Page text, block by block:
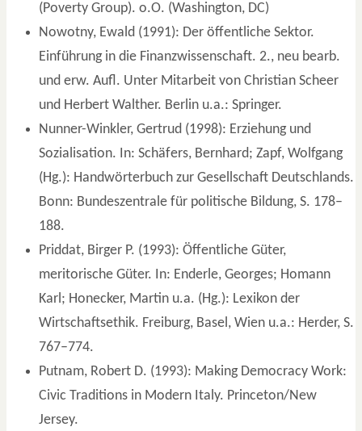
(Poverty Group). o.O. (Washington, DC)
Nowotny, Ewald (1991): Der öffentliche Sektor.
Einführung in die Finanzwissenschaft. 2., neu bearb.
und erw. Aufl. Unter Mitarbeit von Christian Scheer
und Herbert Walther. Berlin u.a.: Springer.
Nunner-Winkler, Gertrud (1998): Erziehung und
Sozialisation. In: Schäfers, Bernhard; Zapf, Wolfgang
(Hg.): Handwörterbuch zur Gesellschaft Deutschlands.
Bonn: Bundeszentrale für politische Bildung, S. 178–
188.
Priddat, Birger P. (1993): Öffentliche Güter,
meritorische Güter. In: Enderle, Georges; Homann
Karl; Honecker, Martin u.a. (Hg.): Lexikon der
Wirtschaftsethik. Freiburg, Basel, Wien u.a.: Herder, S.
767–774.
Putnam, Robert D. (1993): Making Democracy Work:
Civic Traditions in Modern Italy. Princeton/New
Jersey.